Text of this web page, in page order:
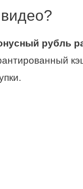
рубль